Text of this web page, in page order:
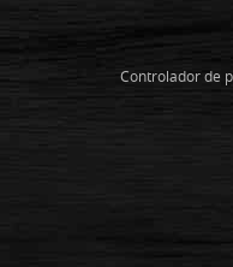
Controlador de